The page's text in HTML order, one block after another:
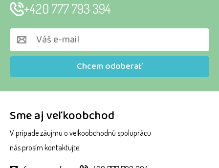
Sme aj veľkoobchod
V prípade záujmu o veľkoobchodnú spoluprácu
nás prosím kontaktujte.
Chcem odoberať
+420 777 793 394